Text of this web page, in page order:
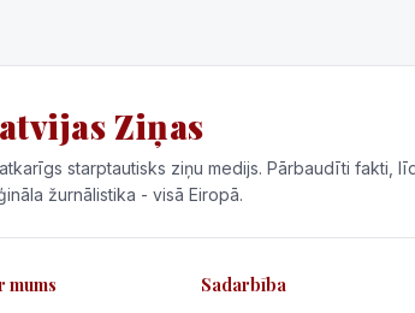
Ziņas
starptautisks ziņu medijs. Pārbaudīti fakti,
žurnālistika - visā Eiropā.
mums Sadarbība